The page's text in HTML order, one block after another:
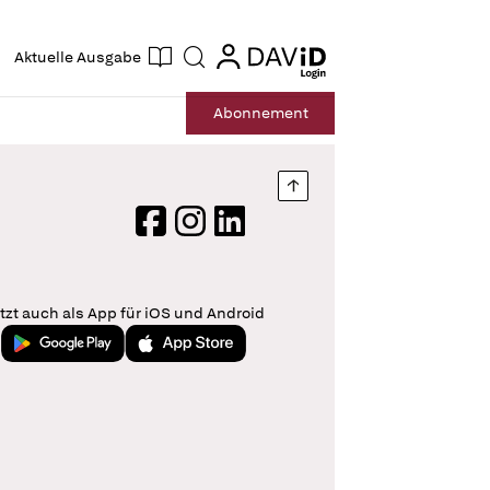
Aktuelle Ausgabe Suche login
login
Abonnement
Nach oben springen
FacebookInstagram
LinkedIn
auch als App für iOS und Android
Jetzt bei Google PlayLaden im App Store